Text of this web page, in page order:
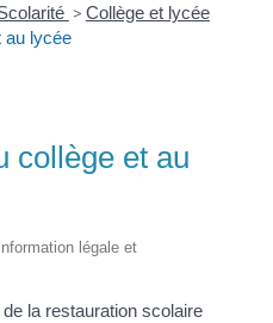
> Collège et lycée
au lycée
collège et au
légale et
la restauration scolaire